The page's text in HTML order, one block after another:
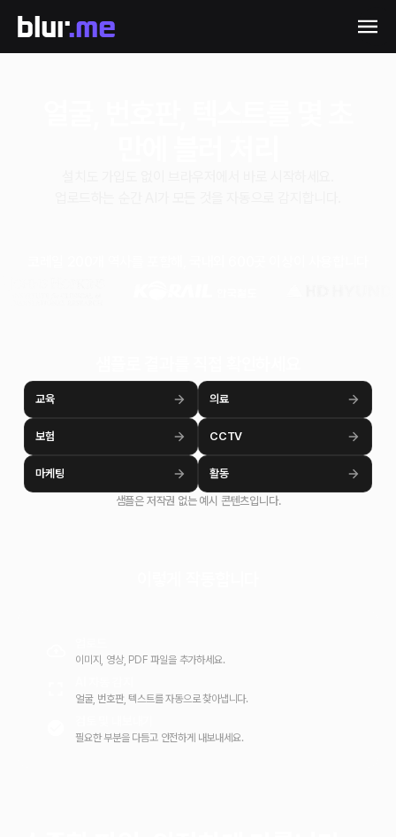
교육 의료
보험 CCTV
마케팅 활동
샘플은 저작권 없는 예시 콘텐츠입니다.
이미지, 영상, PDF 파일을 추가하세요.
얼굴, 번호판, 텍스트를 자동으로 찾아냅니다.
필요한 부분을 다듬고 안전하게 내보내세요.